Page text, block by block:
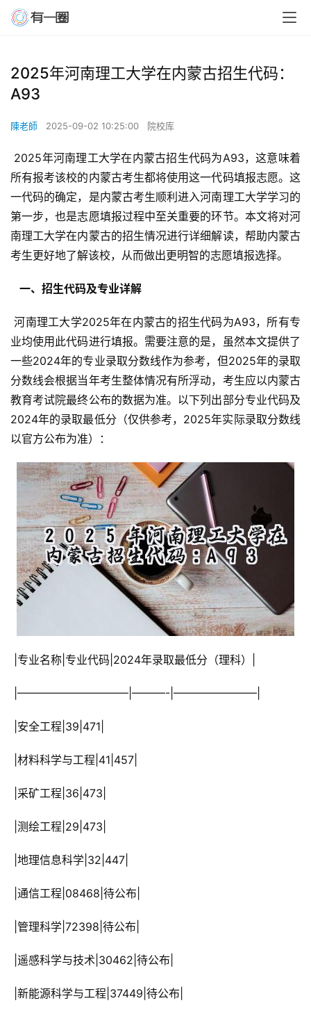
2025年河南理工大学在内蒙古招生代码：
A93
陳老師 2025-09-02 10:25:00 院校库
所有报考该校的内蒙古考生都将使用这一代码填报志愿。这
一代码的确定，是内蒙古考生顺利进入河南理工大学学习的
第一步，也是志愿填报过程中至关重要的环节。本文将对河
南理工大学在内蒙古的招生情况进行详细解读，帮助内蒙古
考生更好地了解该校，从而做出更明智的志愿填报选择。
  一、招生代码及专业详解
河南理工大学2025年在内蒙古的招生代码为A93，所有专
业均使用此代码进行填报。需要注意的是，虽然本文提供了
一些2024年的专业录取分数线作为参考，但2025年的录取
分数线会根据当年考生整体情况有所浮动，考生应以内蒙古
教育考试院最终公布的数据为准。以下列出部分专业代码及
2024年的录取最低分（仅供参考，2025年实际录取分数线
以官方公布为准）：
|专业名称|专业代码|2024年录取最低分（理科）|
|——————————|———-|———————–|
|安全工程|39|471|
|材料科学与工程|41|457|
|采矿工程|36|473|
|测绘工程|29|473|
|地理信息科学|32|447|
|通信工程|08468|待公布|
|管理科学|72398|待公布|
|遥感科学与技术|30462|待公布|
|新能源科学与工程|37449|待公布|